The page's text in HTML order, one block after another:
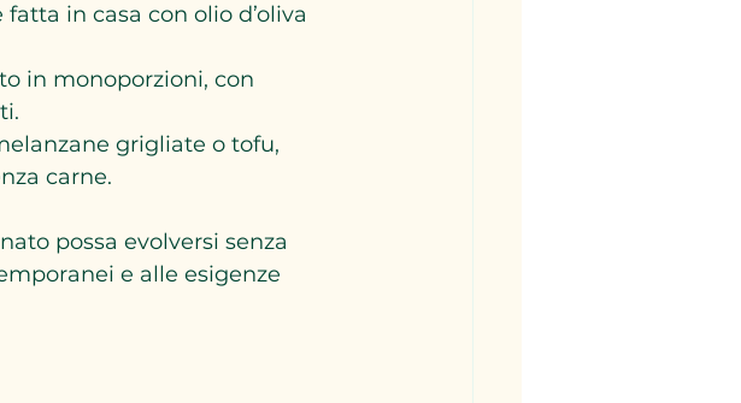
in casa con olio d’oliva
in monoporzioni, con
grigliate o tofu,
carne.
possa evolversi senza
e alle esigenze